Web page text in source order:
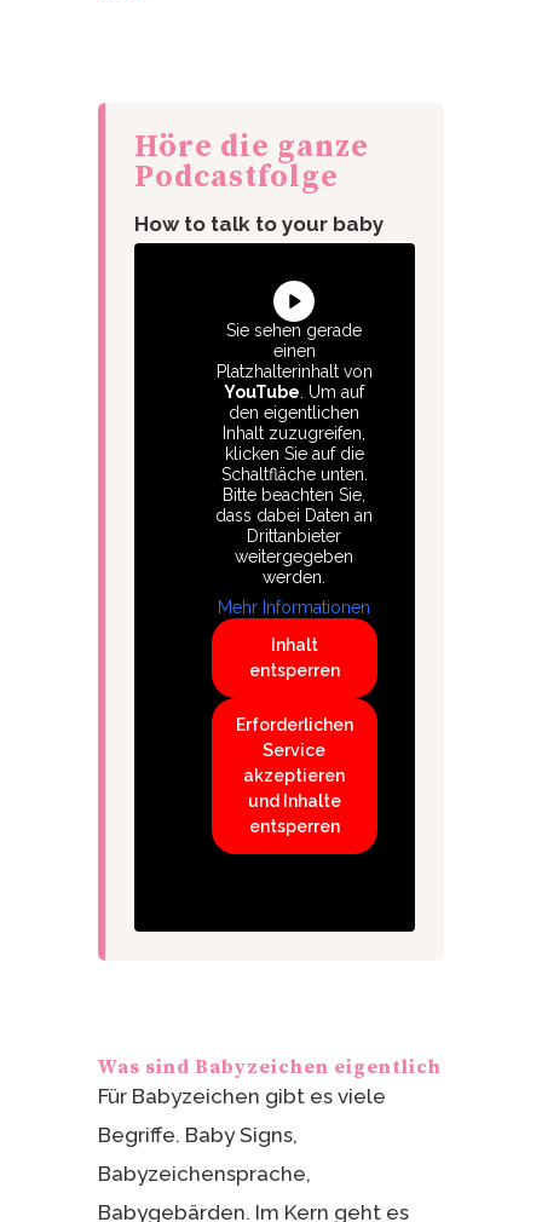
Höre die ganze
Podcastfolge
How to talk to your baby
Sie sehen gerade
einen
Platzhalterinhalt von
YouTube . Um auf
den eigentlichen
Inhalt zuzugreifen,
klicken Sie auf die
Schaltfläche unten.
Bitte beachten Sie,
dass dabei Daten an
Drittanbieter
weitergegeben
werden.
Mehr Informationen
Inhalt
entsperren
Erforderlichen
Service
akzeptieren
und Inhalte
entsperren
Was sind Babyzeichen eigentlich
Für Babyzeichen gibt es viele
Begriffe. Baby Signs,
Babyzeichensprache,
Babygebärden. Im Kern geht es